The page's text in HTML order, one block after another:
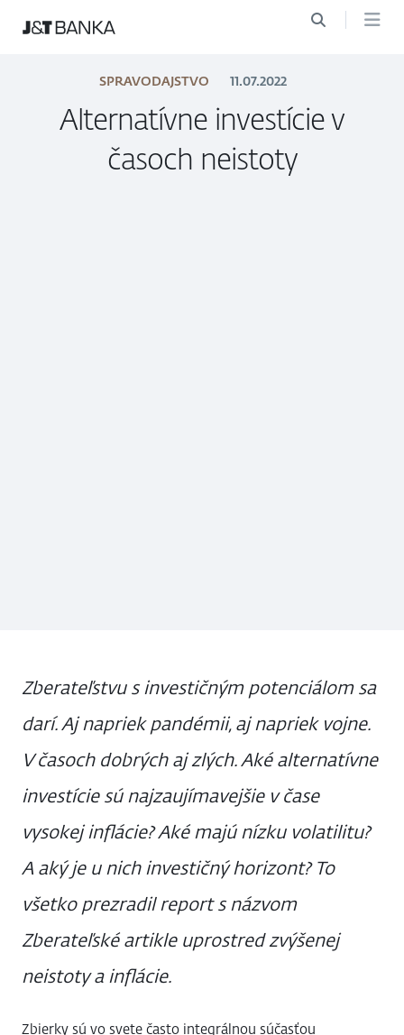
SPRAVODAJSTVO 11.07.2022
Alternatívne investície v
časoch neistoty
Zberateľstvu s investičným potenciálom sa
darí. Aj napriek pandémii, aj napriek vojne.
V časoch dobrých aj zlých. Aké alternatívne
investície sú najzaujímavejšie v čase
vysokej inflácie? Aké majú nízku volatilitu?
A aký je u nich investičný horizont? To
všetko prezradil report s názvom
Zberateľské artikle uprostred zvýšenej
neistoty a inflácie.
Zbierky sú vo svete často integrálnou súčasťou